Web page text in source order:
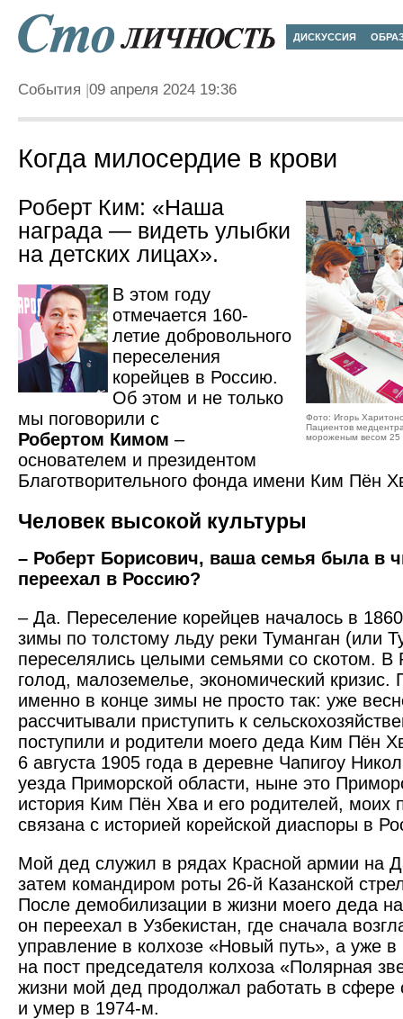
ДИСКУССИЯ
События 09 апреля 2024 19:36
Когда милосердие в крови
Фото: Игорь
Пациентов
мороженым весом 25
Роберт Ким: «Наша
награда — видеть улыбки
на детских лицах».
В этом году
отмечается 160-
летие добровольного
переселения
корейцев в Россию.
Об этом и не только
мы поговорили с
Робертом Кимом –
основателем и президентом
Благотворительного фонда имени Ким Пён
Человек высокой культуры
– Роберт Борисович, ваша семья была в
переехал в Россию?
– Да. Переселение корейцев началось в
зимы по толстому льду реки Туманган (или
переселялись целыми семьями со скотом. В
голод, малоземелье, экономический кризис.
именно в конце зимы не просто так: уже
рассчитывали приступить к
поступили и родители моего деда Ким Пён
6 августа 1905 года в деревне Чапигоу
уезда Приморской области, ныне это
история Ким Пён Хва и его родителей, моих
связана с историей корейской диаспоры в
Мой дед служил в рядах Красной армии на
затем командиром роты 26-й Казанской
После демобилизации в жизни моего деда
он переехал в Узбекистан, где сначала
управление в колхозе «Новый путь», а уже
на пост председателя колхоза «Полярная
жизни мой дед продолжал работать в сфере
и умер в 1974-м.